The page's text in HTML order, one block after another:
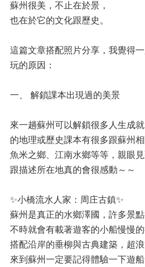
蘇州很美，不止在於景，
也在於它的文化跟歷史。
這篇文章搭配照片分享，我覺得
玩的原因：
一、 解鎖課本出現過的美景
來一趟蘇州可以解鎖很多人生成
的地理或歷史課本有很多跟蘇州
魚米之鄉、江南水鄉等等，親眼
跟描述所在地真的會很感動～～
✨小橋流水人家：周庄古鎮✨
蘇州是真正的水鄉澤國，許多景點
不時就會有載著遊客的小船慢慢的
搭配沿岸的垂柳與古典建築，超浪
來到蘇州一定要記得體驗一下遊船